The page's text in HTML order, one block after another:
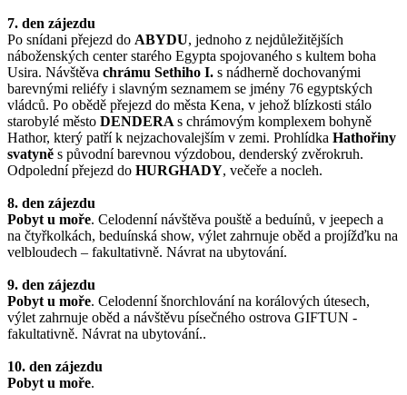
7. den zájezdu
Po snídani přejezd do ABYDU, jednoho z nejdůležitějších
náboženských center starého Egypta spojovaného s kultem boha
Usira. Návštěva chrámu Sethiho I. s nádherně dochovanými
barevnými reliéfy i slavným seznamem se jmény 76 egyptských
vládců. Po obědě přejezd do města Kena, v jehož blízkosti stálo
starobylé město DENDERA s chrámovým komplexem bohyně
Hathor, který patří k nejzachovalejším v zemi. Prohlídka Hathořiny
svatyně s původní barevnou výzdobou, denderský zvěrokruh.
Odpolední přejezd do HURGHADY, večeře a nocleh.
8. den zájezdu
Pobyt u moře. Celodenní návštěva pouště a beduínů, v jeepech a
na čtyřkolkách, beduínská show, výlet zahrnuje oběd a projížďku na
velbloudech – fakultativně. Návrat na ubytování.
9. den zájezdu
Pobyt u moře. Celodenní šnorchlování na korálových útesech,
výlet zahrnuje oběd a návštěvu písečného ostrova GIFTUN -
fakultativně. Návrat na ubytování..
10. den zájezdu
Pobyt u moře.